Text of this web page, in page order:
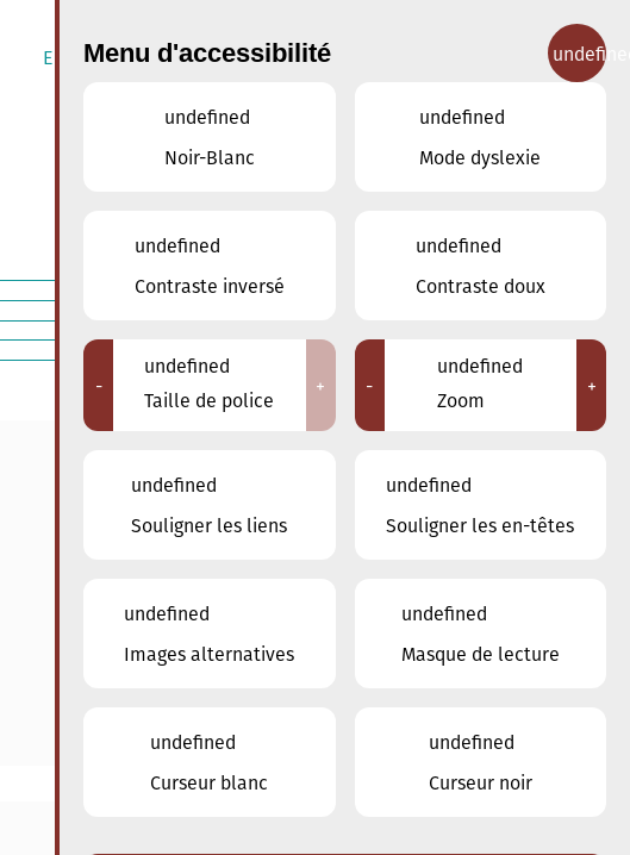
ENSEIGNEMENT MUSICAL CONTACT
Lieux
Tous
Ariston
Conservatoire de Musique de la Ville
d'Esch/Alzette
Eglise décanale St. Joseph / Esch
Escher Theater - Esch-sur-Alzette
Restaurant FeVi Bosque
Menu d'accessibilité
undefined
Noir-Blanc
undefined
Mode dyslexie
undefined
Contraste inversé
undefined
Contraste doux
-
undefined
Taille de police
+ -
undefined
Zoom
+
undefined
Souligner les liens
undefined
Souligner les en-têtes
undefined
Images alternatives
undefined
Masque de lecture
undefined
Curseur blanc
undefined
Curseur noir